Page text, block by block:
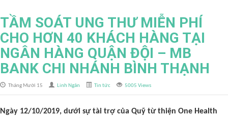
TẦM SOÁT UNG THƯ MIỄN PHÍ
CHO HƠN 40 KHÁCH HÀNG TẠI
NGÂN HÀNG QUẬN ĐỘI – MB
BANK CHI NHÁNH BÌNH THẠNH
Tháng Mười 15 Linh Ngân Tin tức 5005 Views
Ngày 12/10/2019, dưới sự tài trợ của Quỹ từ thiện One Health